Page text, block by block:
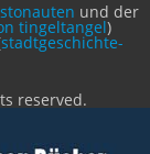
und der
tingeltangel)
stadtgeschichte-
reserved.